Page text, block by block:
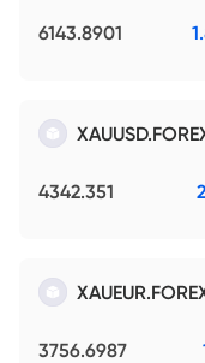
6143.8901
4342.351
3756.6987